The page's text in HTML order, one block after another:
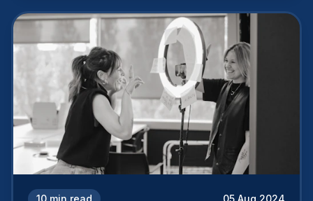
10 min read 05 Aug 2024